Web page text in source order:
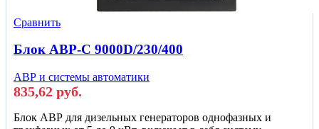
Сравнить
Блок АВР-С 9000D/230/400
АВР и системы автоматики
835,62 руб.
Блок АВР для дизельных генераторов однофазных и